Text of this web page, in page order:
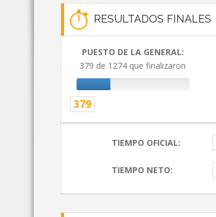
RESULTADOS FINALES
PUESTO DE LA GENERAL:
379 de 1274 que finalizaron
379
TIEMPO OFICIAL:
TIEMPO NETO: